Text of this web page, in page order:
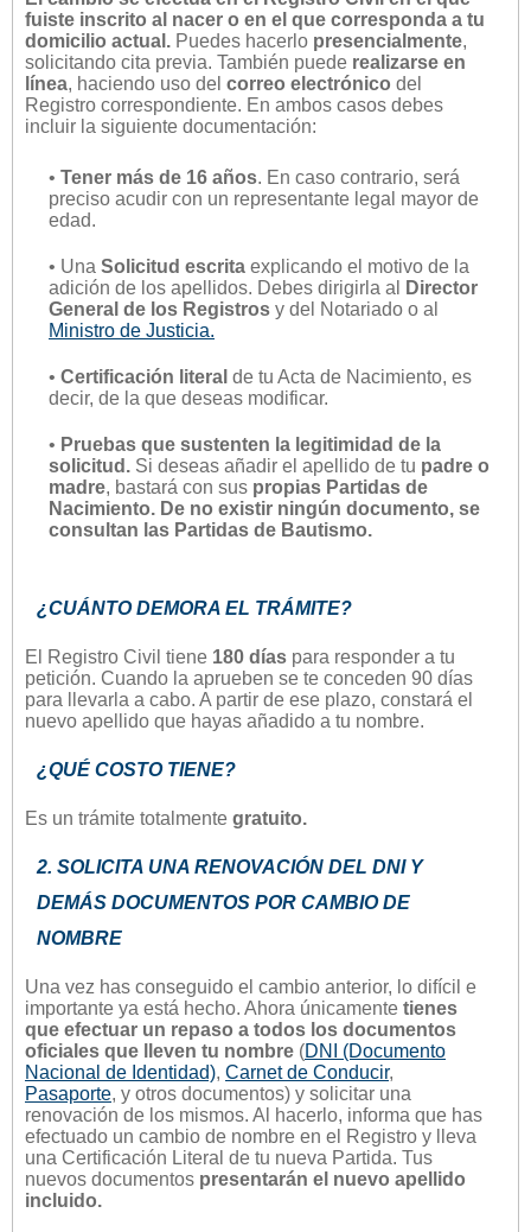
fuiste inscrito al nacer o en el que corresponda a tu
domicilio actual. Puedes hacerlo presencialmente,
solicitando cita previa. También puede realizarse en
línea, haciendo uso del correo electrónico del
Registro correspondiente. En ambos casos debes
incluir la siguiente documentación:
• Tener más de 16 años. En caso contrario, será
preciso acudir con un representante legal mayor de
edad.
• Una Solicitud escrita explicando el motivo de la
adición de los apellidos. Debes dirigirla al
Director
General de los Registros y del Notariado o al
Ministro de Justicia.
• Certificación literal de tu Acta de Nacimiento, es
decir, de la que deseas modificar.
• Pruebas que sustenten la legitimidad de la
solicitud. Si deseas añadir el apellido de tu padre o
madre, bastará con sus propias Partidas de
Nacimiento. De no existir ningún documento, se
consultan las Partidas de Bautismo.
¿CUÁNTO DEMORA EL TRÁMITE?
El Registro Civil tiene 180 días para responder a tu
petición. Cuando la aprueben se te conceden 90 días
para llevarla a cabo. A partir de ese plazo, constará el
nuevo apellido que hayas añadido a tu nombre.
¿QUÉ COSTO TIENE?
Es un trámite totalmente gratuito.
2. SOLICITA UNA RENOVACIÓN DEL DNI Y
DEMÁS DOCUMENTOS POR CAMBIO DE
NOMBRE
Una vez has conseguido el cambio anterior, lo difícil e
importante ya está hecho. Ahora únicamente tienes
que efectuar un repaso a todos los documentos
oficiales que lleven tu nombre (DNI (Documento
Nacional de Identidad), Carnet de Conducir,
Pasaporte, y otros documentos) y solicitar una
renovación de los mismos. Al hacerlo, informa que has
efectuado un cambio de nombre en el Registro y lleva
una Certificación Literal de tu nueva Partida. Tus
nuevos documentos presentarán el nuevo apellido
incluido.